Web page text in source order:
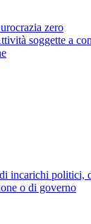
zero
soggette a
incarichi politici,
o di governo